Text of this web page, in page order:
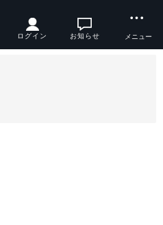
ログイン お知らせ メニュー